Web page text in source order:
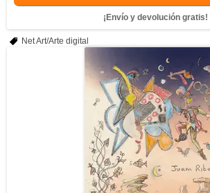
¡Envío y devolución gratis!
Net Art/Arte digital